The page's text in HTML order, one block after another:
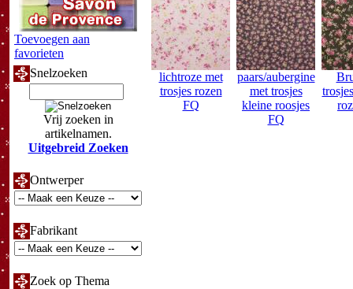
Toevoegen aan
favorieten
Snelzoeken
Vrij zoeken in
artikelnamen.
Uitgebreid Zoeken
Ontwerper
Fabrikant
Zoek op Thema
lichtroze met
trosjes rozen
FQ
paars/aubergine
met trosjes
kleine roosjes
FQ